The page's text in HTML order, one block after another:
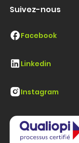
Suivez-nous
Facebook
Linkedin
Instagram